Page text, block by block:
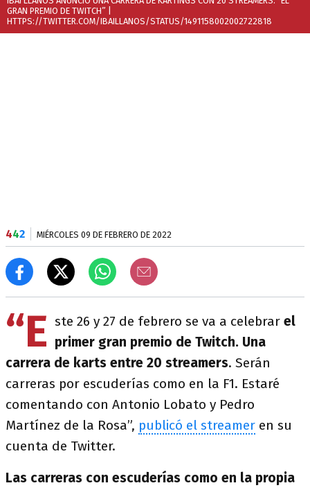
GRAN PREMIO DE TWITCH”
HTTPS://TWITTER.COM/IBAILLANOS/STATUS/1491158002002722818
442 MIÉRCOLES 09 DE FEBRERO DE 2022
“E ste 26 y 27 de febrero se va a celebrar el
primer gran premio de Twitch. Una
carrera de karts entre 20 streamers. Serán
carreras por escuderías como en la F1. Estaré
comentando con Antonio Lobato y Pedro
Martínez de la Rosa”, publicó el streamer en su
cuenta de Twitter.
Las carreras con escuderías como en la propia